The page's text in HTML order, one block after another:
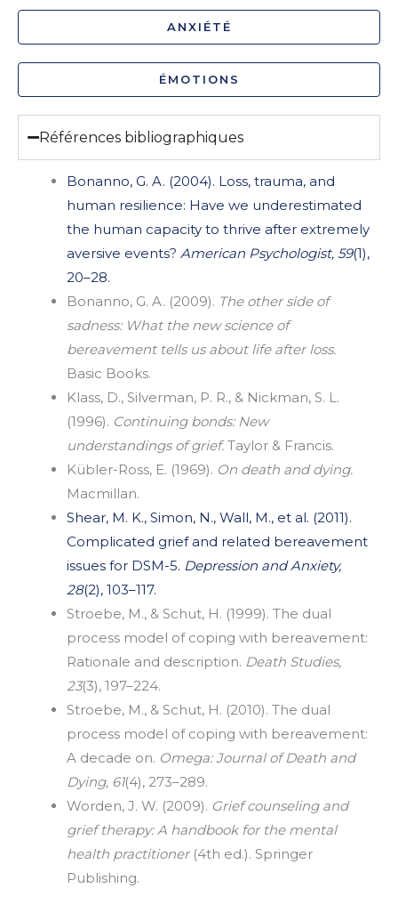
ANXIÉTÉ
ÉMOTIONS
Références bibliographiques
Bonanno, G. A. (2004). Loss, trauma, and
human resilience: Have we underestimated
the human capacity to thrive after extremely
aversive events? American Psychologist, 59(1),
20–28.
Bonanno, G. A. (2009). The other side of
sadness: What the new science of
bereavement tells us about life after loss.
Basic Books.
Klass, D., Silverman, P. R., & Nickman, S. L.
(1996). Continuing bonds: New
understandings of grief. Taylor & Francis.
Kübler-Ross, E. (1969). On death and dying.
Macmillan.
Shear, M. K., Simon, N., Wall, M., et al. (2011).
Complicated grief and related bereavement
issues for DSM-5. Depression and Anxiety,
28(2), 103–117.
Stroebe, M., & Schut, H. (1999). The dual
process model of coping with bereavement:
Rationale and description. Death Studies,
23(3), 197–224.
Stroebe, M., & Schut, H. (2010). The dual
process model of coping with bereavement:
A decade on. Omega: Journal of Death and
Dying, 61(4), 273–289.
Worden, J. W. (2009). Grief counseling and
grief therapy: A handbook for the mental
health practitioner(4th ed.). Springer
Publishing.